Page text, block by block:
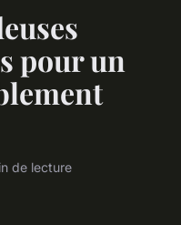
pour un
de lecture